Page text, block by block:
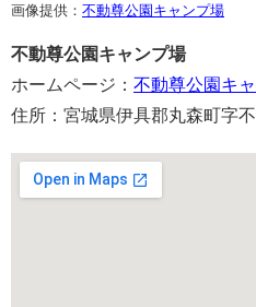
画像提供： 不動尊公園キャンプ場
不動尊公園キャンプ場
ホームページ： 不動尊公園キ
住所：宮城県伊具郡丸森町字